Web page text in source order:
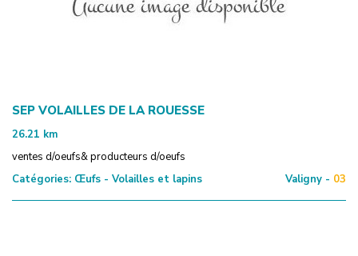
SEP VOLAILLES DE LA ROUESSE
26.21 km
ventes d/oeufs& producteurs d/oeufs
Catégories: Œufs - Volailles et lapins Valigny - 03